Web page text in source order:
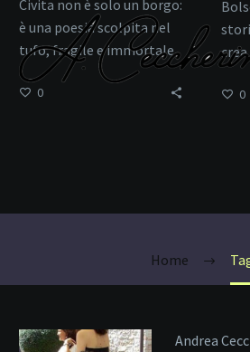
Home
Civita non è solo un borgo:
è una poesia scolpita nel
tufo, fragile e immortale
allo stesso tempo.
0 0
Andrea